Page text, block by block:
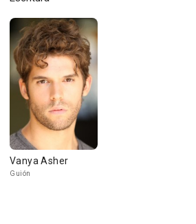
Vanya Asher
Guión